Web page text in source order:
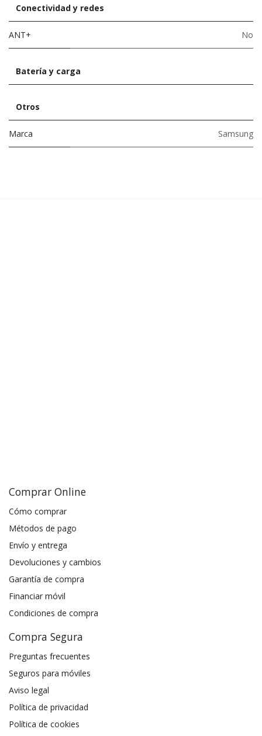
Conectividad y redes
ANT+ No
Batería y carga
Otros
Marca Samsung
Comprar Online
Cómo comprar
Métodos de pago
Envío y entrega
Devoluciones y cambios
Garantía de compra
Financiar móvil
Condiciones de compra
Compra Segura
Preguntas frecuentes
Seguros para móviles
Aviso legal
Política de privacidad
Política de cookies